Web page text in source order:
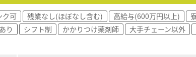
ク可 残業なし(ほぼなし含む) 高給与(600万円以上)
り シフト制 かかりつけ薬剤師 大手チェーン以外